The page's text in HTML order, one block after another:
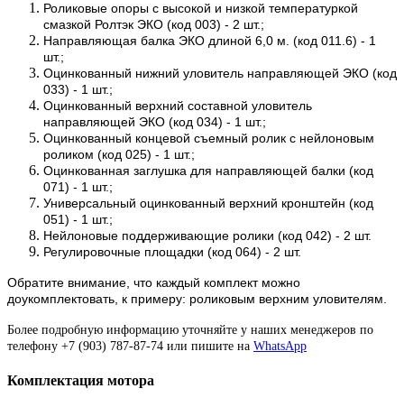
Роликовые опоры с высокой и низкой температуркой
смазкой Ролтэк ЭКО (код 003) - 2 шт.;
Направляющая балка ЭКО длиной 6,0 м. (код 011.6) - 1
шт.;
Оцинкованный нижний уловитель направляющей ЭКО (код
033) - 1 шт.;
Оцинкованный верхний составной уловитель
направляющей ЭКО (код 034) - 1 шт.;
Оцинкованный концевой съемный ролик с нейлоновым
роликом (код 025) - 1 шт.;
Оцинкованная заглушка для направляющей балки (код
071) - 1 шт.;
Универсальный оцинкованный верхний кронштейн (код
051) - 1 шт.;
Нейлоновые поддерживающие ролики (код 042) - 2 шт.
Регулировочные площадки (код 064) - 2 шт.
Обратите внимание, что каждый комплект можно
доукомплектовать, к примеру: роликовым верхним уловителям.
Более подробную информацию уточняйте у наших менеджеров по
телефону +7 (903) 787-87-74 или пишите на WhatsApp
Комплектация мотора